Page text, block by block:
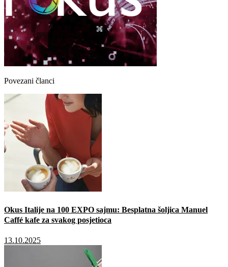
Povezani članci
Okus Italije na 100 EXPO sajmu: Besplatna šoljica Manuel
Caffé kafe za svakog posjetioca
13.10.2025